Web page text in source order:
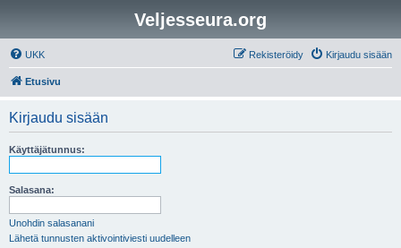
Veljesseura.org
UKK Kirjaudu sisään
Rekisteröidy
Etusivu
Kirjaudu sisään
Käyttäjätunnus:
Salasana:
Unohdin salasanani
Lähetä tunnusten aktivointiviesti uudelleen